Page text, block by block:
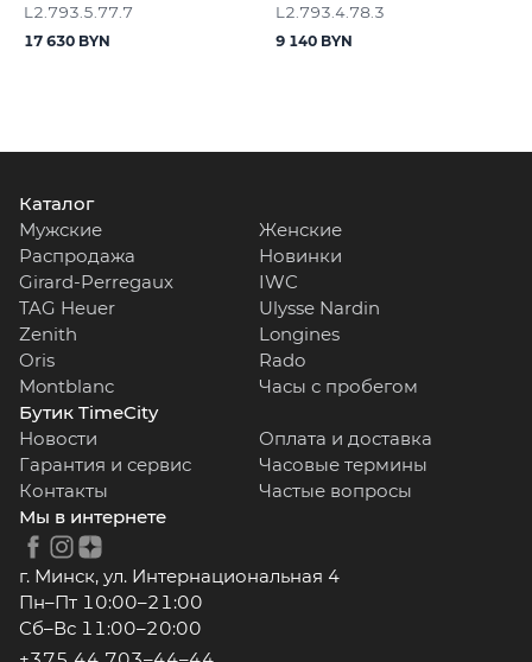
L2.793.5.77.7
17 630 BYN
L2.793.4.78.3
9 140 BYN
Каталог
Мужские
Женские
Распродажа
Новинки
Girard-Perregaux
IWC
TAG Heuer
Ulysse Nardin
Zenith
Longines
Oris
Rado
Montblanc
Часы с пробегом
Бутик TimeCity
Новости
Оплата и доставка
Гарантия и сервис
Часовые термины
Контакты
Частые вопросы
Мы в интернете
г. Минск, ул. Интернациональная 4
Пн–Пт 10:00–21:00
Сб–Вс 11:00–20:00